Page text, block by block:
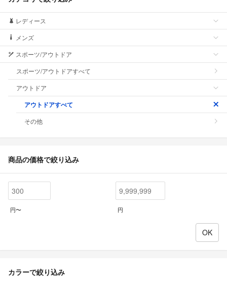
レディース
メンズ
スポーツ/アウトドア
スポーツ/アウトドアすべて
アウトドア
アウトドアすべて
その他
商品の価格で絞り込み
円〜 円
カラーで絞り込み